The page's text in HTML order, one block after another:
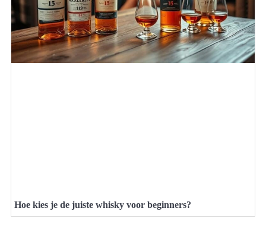
Hoe kies je de juiste whisky voor beginners?